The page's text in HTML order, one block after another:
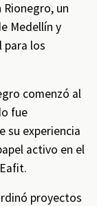
un
Medellín y
para los
comenzó al
fue
su experiencia
activo en el
proyectos